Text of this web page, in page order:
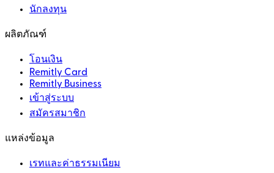
นักลงทุน
ผลิตภัณฑ์
โอนเงิน
Remitly Card
Remitly Business
เข้าสู่ระบบ
สมัครสมาชิก
แหล่งข้อมูล
เรทและค่าธรรมเนียม